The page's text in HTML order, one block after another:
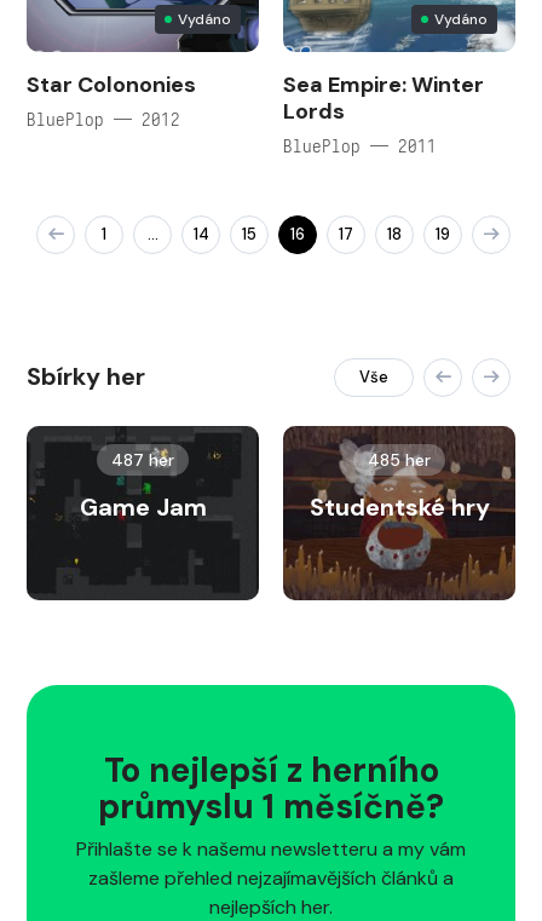
Vydáno
Star Colononies
BluePlop — 2012
Vydáno
Sea Empire: Winter
Lords
BluePlop — 2011
1 … 14 15 16 17 18 19
Sbírky her Vše
487 her
Game Jam
485 her
Studentské hry
To nejlepší z herního
průmyslu 1 měsíčně?
Přihlašte se k našemu newsletteru a my vám
zašleme přehled nejzajímavějších článků a
nejlepších her.